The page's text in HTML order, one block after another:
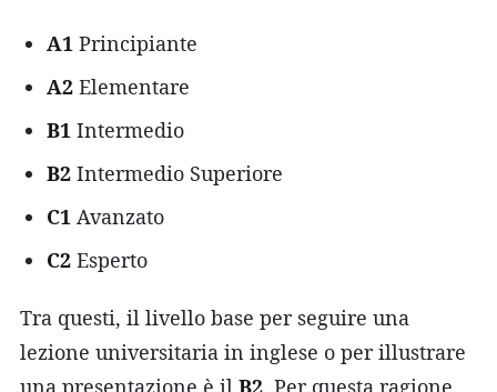
A1 Principiante
A2 Elementare
B1 Intermedio
B2 Intermedio Superiore
C1 Avanzato
C2 Esperto
Tra questi, il livello base per seguire una
lezione universitaria in inglese o per illustrare
una presentazione è il B2. Per questa ragione